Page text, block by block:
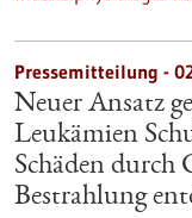
Pressemitteilung -
Neuer Ansatz
Leukämien
Schäden durch
Bestrahlung